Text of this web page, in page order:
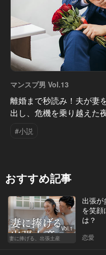
マンスプ男 Vol.13
離婚まで秒読み！夫が妻
出し、危機を乗り越えた
#小説
おすすめ記事
Vol.1
妻に捧げる、出張土産
出張が
を笑顔
は？
恋愛